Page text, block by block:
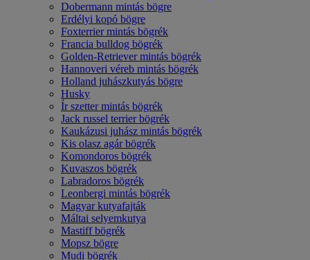
Dobermann mintás bögre
Erdélyi kopó bögre
Foxterrier mintás bögrék
Francia bulldog bögrék
Golden-Retriever mintás bögrék
Hannoveri véreb mintás bögrék
Holland juhászkutyás bögre
Husky
Ír szetter mintás bögrék
Jack russel terrier bögrék
Kaukázusi juhász mintás bögrék
Kis olasz agár bögrék
Komondoros bögrék
Kuvaszos bögrék
Labradoros bögrék
Leonbergi mintás bögrék
Magyar kutyafajták
Máltai selyemkutya
Mastiff bögrék
Mopsz bögre
Mudi bögrék